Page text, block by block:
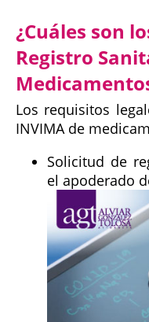
¿Cuáles son
Registro
Los requisitos
INVIMA de
Solicitud de
el apoderado